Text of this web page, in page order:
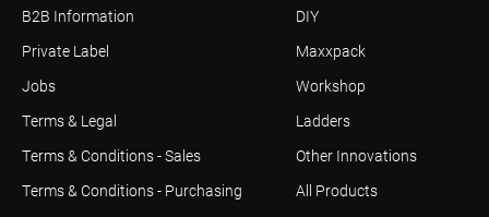
B2B Information
Terms & Legal
Terms & Conditions - Sales
Terms & Conditions - Purchasing
Jobs
Private Label
DIY
Maxxpack
Workshop
Ladders
All Products
Other Innovations